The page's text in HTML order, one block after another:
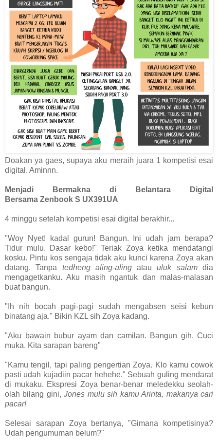
Doakan ya gaes, supaya aku meraih juara 1 kompetisi esai
digital. Aminnn.
Menjadi Bermakna di Belantara Digital
Bersama Zenbook S UX391UA
4 minggu setelah kompetisi esai digital berakhir...
"Woy Nyet! kadal gurun! Bangun. Ini udah jam berapa?
Tidur mulu. Dasar kebo!" Teriak Zoya ketika mendatangi
kosku. Pintu kos sengaja tidak aku kunci karena Zoya akan
datang. Tanpa tedheng aling-alingatauuluk salamdia
mengagetkanku. Aku masih ngantuk dan malas-malasan
buat bangun.
"Ih nih bocah pagi-pagi sudah mengabsen seisi kebun
binatang aja." Bikin KZL sih Zoya kadang.
"Aku bawain bubur ayam dan camilan. Bangun gih. Cuci
muka. Kita sarapan bareng"
"Kamu tengil, tapi paling pengertian Zoya. Klo kamu cowok
pasti udah kujadiin pacar hehehe." Sebuah guling mendarat
di mukaku. Ekspresi Zoya benar-benar meledekku seolah-
olah bilang gini,Jones mulu sih kamu Arinta, makanya cari
pacar!
Selesai sarapan Zoya bertanya, "Gimana kompetisinya?
Udah pengumuman belum?"